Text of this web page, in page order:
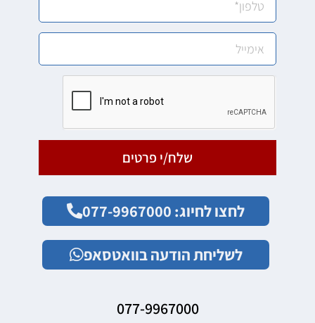
שלח/י פרטים
לחצו לחיוג: 077-9967000
לשליחת הודעה בוואטסאפ
077-9967000